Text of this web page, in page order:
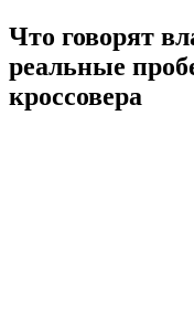
Что говорят
реальные
кроссовера